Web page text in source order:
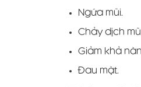
Ngứa mũi.
Chảy dịch
Giảm khả
Đau mặt.